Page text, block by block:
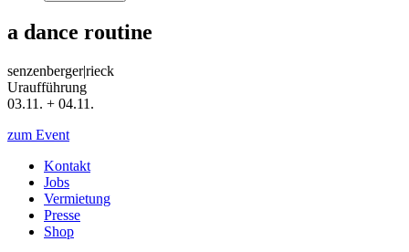
a dance routine
senzenberger|rieck
Uraufführung
03.11. + 04.11.
zum Event
Kontakt
Jobs
Vermietung
Presse
Shop